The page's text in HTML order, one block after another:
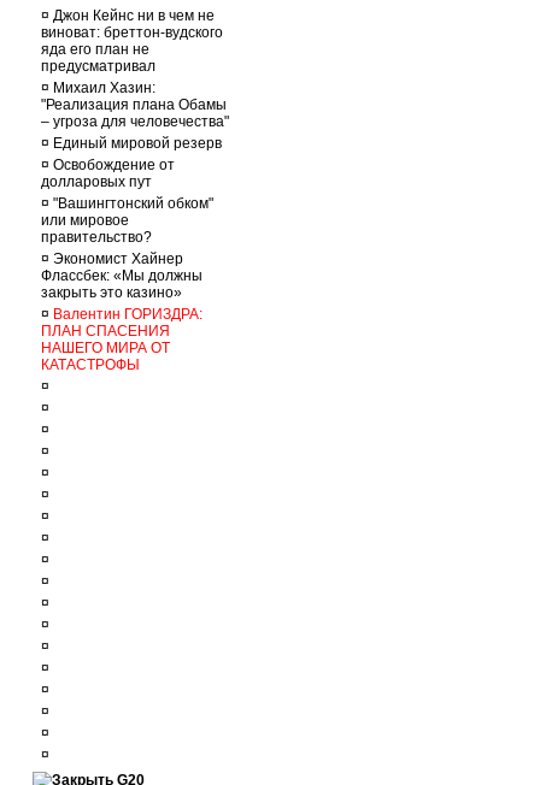
¤ Джон Кейнс ни в чем не
виноват: бреттон-вудского
яда его план не
предусматривал
¤ Михаил Хазин:
"Реализация плана Обамы
– угроза для человечества"
¤ Единый мировой резерв
¤ Освобождение от
долларовых пут
¤ "Вашингтонский обком"
или мировое
правительство?
¤ Экономист Хайнер
Флассбек: «Мы должны
закрыть это казино»
¤ Валентин ГОРИЗДРА:
ПЛАН СПАСЕНИЯ
НАШЕГО МИРА ОТ
КАТАСТРОФЫ
¤
¤
¤
¤
¤
¤
¤
¤
¤
¤
¤
¤
¤
¤
¤
¤
¤
¤
G20